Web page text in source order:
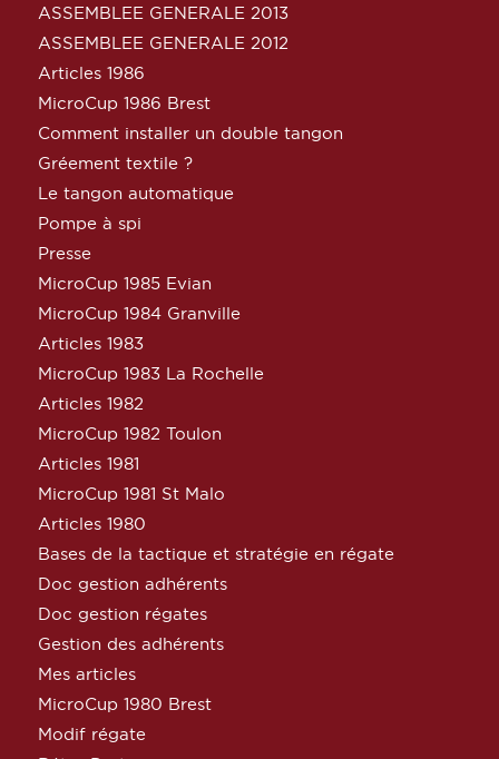
ASSEMBLEE GENERALE 2013
ASSEMBLEE GENERALE 2012
Articles 1986
MicroCup 1986 Brest
Comment installer un double tangon
Gréement textile ?
Le tangon automatique
Pompe à spi
Presse
MicroCup 1985 Evian
MicroCup 1984 Granville
Articles 1983
MicroCup 1983 La Rochelle
Articles 1982
MicroCup 1982 Toulon
Articles 1981
MicroCup 1981 St Malo
Articles 1980
Bases de la tactique et stratégie en régate
Doc gestion adhérents
Doc gestion régates
Gestion des adhérents
Mes articles
MicroCup 1980 Brest
Modif régate